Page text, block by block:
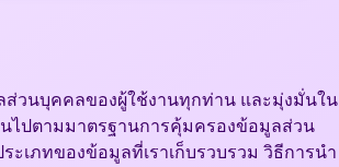
วนบุคคลของผู้ใช้งานทุกท่าน และมุ่งมั่นใน
ไปตามมาตรฐานการคุ้มครองข้อมูลส่วน
เภทของข้อมูลที่เราเก็บรวบรวม วิธีการนำ